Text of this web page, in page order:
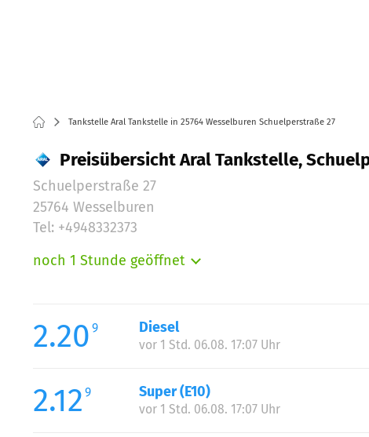
Tankstelle Aral Tankstelle in 25764 Wesselburen Schuelperstraße 27
Preisübersicht Aral Tankstelle,
Schuelperstraße 27
25764 Wesselburen
Tel: +4948332373
noch 1 Stunde geöffnet
Mittwoch:
Donnerstag:
Samstag:
Sonntag:
2.20 9 Diesel
vor 1 Std. 06.08. 17:07 Uhr
2.12 9 Super (E10)
vor 1 Std. 06.08. 17:07 Uhr